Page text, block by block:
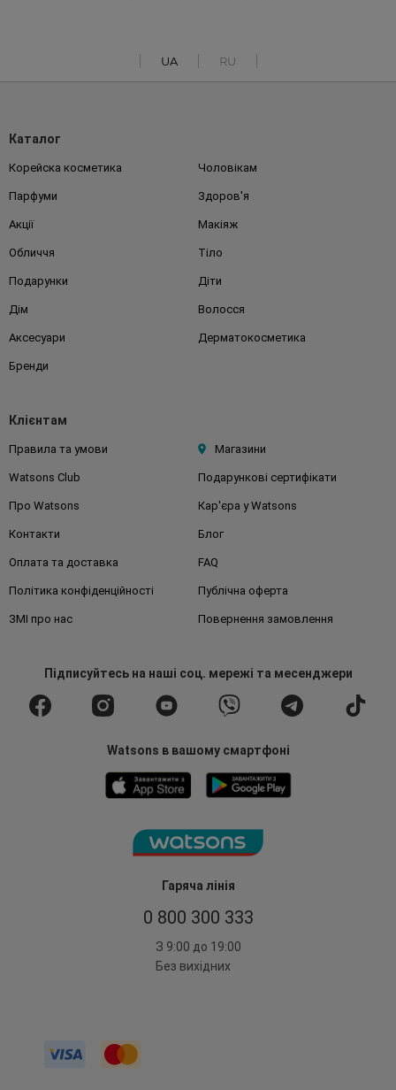
UA RU
Гаряча лінія
0 800 300 333
З 9:00 до 19:00
Без вихідних
Каталог
Корейска косметика Чоловікам
Парфуми Здоров'я
Акції Макіяж
Обличчя Тіло
Подарунки Діти
Дім Волосся
Аксесуари Дерматокосметика
Бренди
Клієнтам
Правила та умови Магазини
Watsons Club Подарункові сертифікати
Про Watsons Кар'єра у Watsons
Контакти Блог
Оплата та доставка FAQ
Політика конфіденційності Публічна оферта
ЗМІ про нас Повернення замовлення
Підписуйтесьна наші соц. мережі та месенджери
Watsons в вашому смартфоні